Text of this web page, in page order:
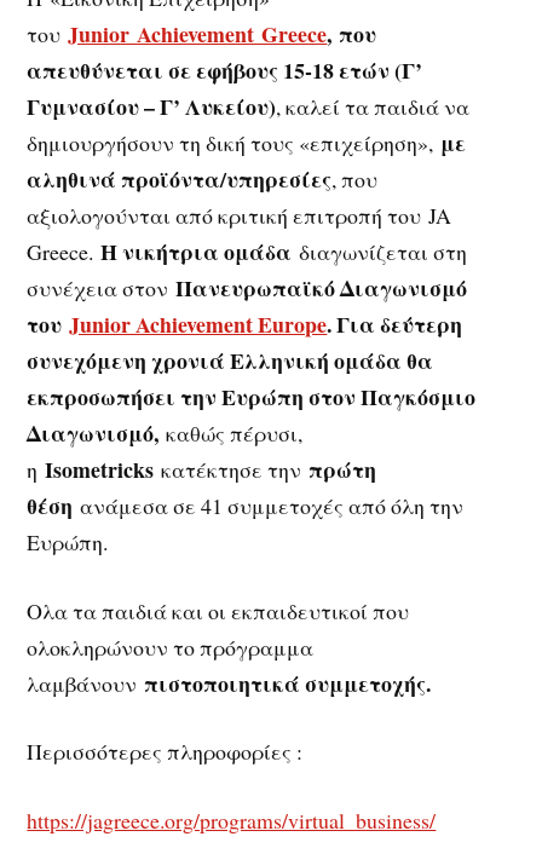
τουJunior Achievement Greece, που
απευθύνεται σε εφήβους 15-18 ετών (Γ’
Γυμνασίου – Γ’ Λυκείου), καλεί τα παιδιά να
δημιουργήσουν τη δική τους «επιχείρηση», με
αληθινά προϊόντα/υπηρεσίες, που
αξιολογούνται από κριτική επιτροπή του JA
Greece.Η νικήτρια ομάδα διαγωνίζεται στη
συνέχεια στονΠανευρωπαϊκό Διαγωνισμό
τουJunior Achievement Europe. Για δεύτερη
συνεχόμενη χρονιά Ελληνική ομάδα θα
εκπροσωπήσει την Ευρώπη στον Παγκόσμιο
Διαγωνισμό, καθώς πέρυσι,
ηIsometricks κατέκτησε τηνπρώτη
θέση ανάμεσα σε 41 συμμετοχές από όλη την
Ευρώπη.
Ολα τα παιδιά και οι εκπαιδευτικοί που
ολοκληρώνουν το πρόγραμμα
λαμβάνουνπιστοποιητικά συμμετοχής.
Περισσότερες πληροφορίες :
https://jagreece.org/programs/virtual_business/